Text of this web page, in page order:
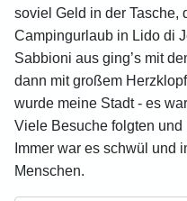
soviel Geld in der Tasche,
Campingurlaub in Lido di
Sabbioni aus ging’s mit
dann mit großem
wurde meine Stadt - es
Viele Besuche folgten und
Immer war es schwül und
Menschen.